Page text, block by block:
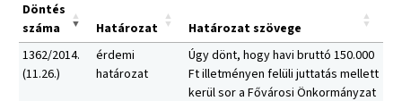
Döntés
száma
Határozat
Határozat szövege
1362/2014.
(11.26.)
érdemi
határozat
Úgy dönt, hogy havi bruttó 150.000
Ft illetményen felüli juttatás mellett
kerül sor a Fővárosi Önkormányzat